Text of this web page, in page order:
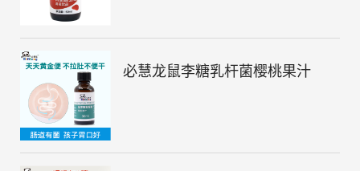
必慧龙鼠李糖乳杆菌樱桃果汁